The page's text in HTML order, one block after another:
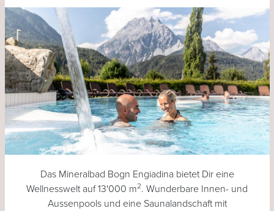
Das Mineralbad Bogn Engiadina bietet Dir eine
Wellnesswelt auf 13'000 m2. Wunderbare Innen- und
Aussenpools und eine Saunalandschaft mit